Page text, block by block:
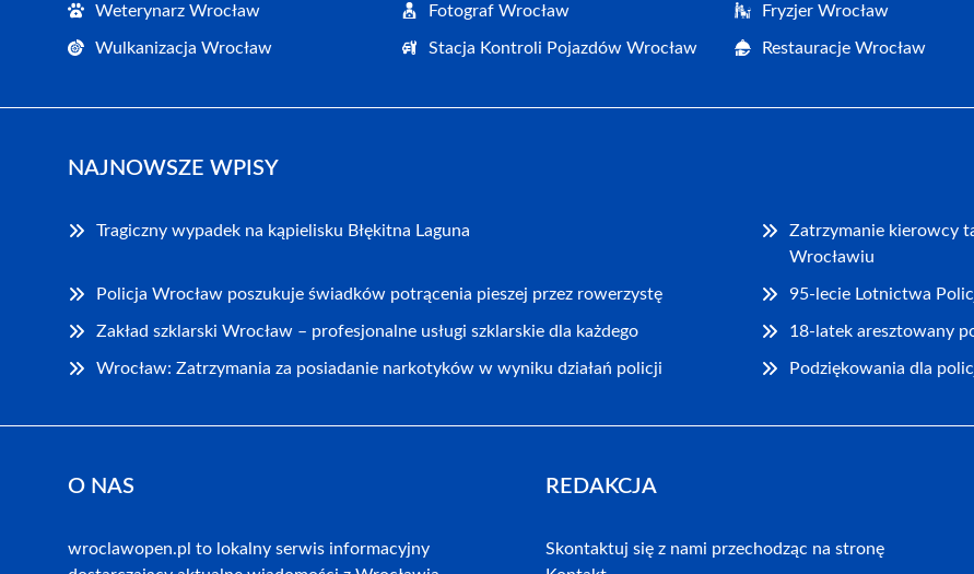
Weterynarz Wrocław Fotograf Wrocław Fryzjer Wrocław
Wulkanizacja Wrocław Stacja Kontroli Pojazdów Wrocław Restauracje Wrocław
NAJNOWSZE WPISY
Tragiczny wypadek na kąpielisku Błękitna Laguna
Zatrzymanie kierowcy
Wrocławiu
Policja Wrocław poszukuje świadków potrącenia pieszej przez rowerzystę 95-lecie Lotnictwa
Zakład szklarski Wrocław – profesjonalne usługi szklarskie dla każdego 18-latek aresztowany
Wrocław: Zatrzymania za posiadanie narkotyków w wyniku działań policji Podziękowania dla
O NAS
wroclawopen.pl to lokalny serwis informacyjny
REDAKCJA
Skontaktuj się z nami przechodząc na stronę